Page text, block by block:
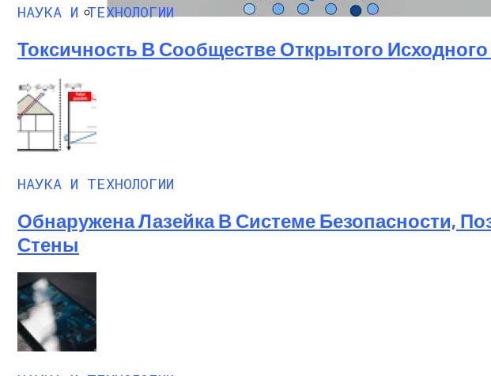
Ученые-Компьютерщики Изобрели Простой Метод Ускорения
НАУКА И ТЕХНОЛОГИИ
Токсичность В Сообществе Открытого
НАУКА И ТЕХНОЛОГИИ
Обнаружена Лазейка В Системе Безопасности,
Стены